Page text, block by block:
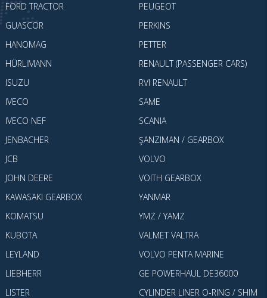
FORD TRACTOR
GUASCOR
HANOMAG
HÜRLIMANN
ISUZU
IVECO
IVECO NEF
JENBACHER
JCB
JOHN DEERE
KAWASAKI GEARBOX
KOMATSU
KUBOTA
LEYLAND
LIEBHERR
LISTER
PEUGEOT
PERKINS
PETTER
RENAULT (PASSENGER CARS)
RVI RENAULT
SAME
SCANIA
ŞANZIMAN / GEARBOX
VOLVO
VOITH GEARBOX
YANMAR
YMZ / YAMZ
VALMET VALTRA
VOLVO PENTA MARINE
GE POWERHAUL DE36000
CYLINDER LINER O-RING / SHIM